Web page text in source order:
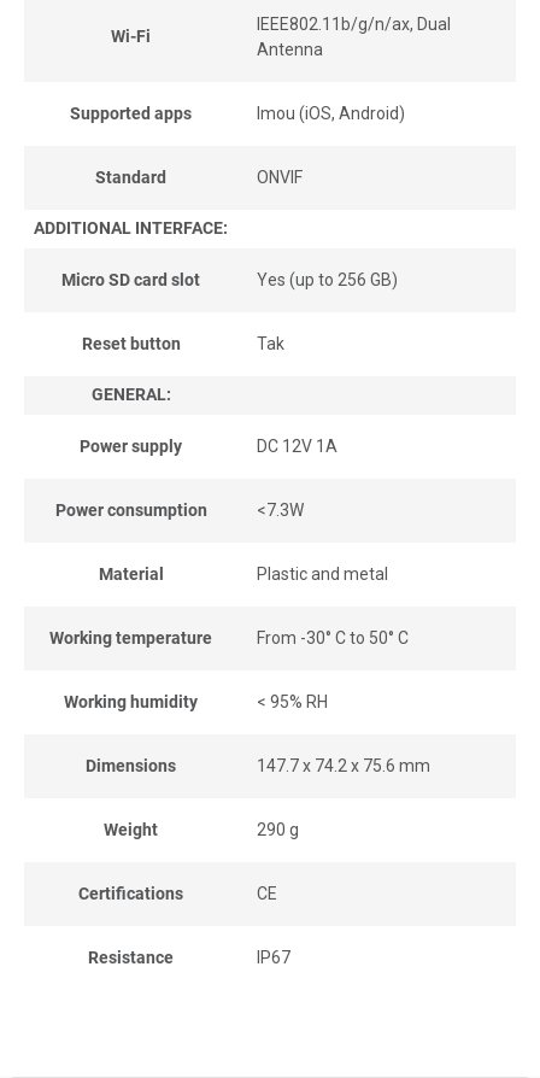
Wi-Fi
IEEE802.11b/g/n/ax, Dual
Antenna
Supported apps Imou (iOS, Android)
Standard ONVIF
ADDITIONAL INTERFACE:
Micro SD card slot Yes (up to 256 GB)
Reset button Tak
GENERAL:
Power supply DC 12V 1A
Power consumption <7.3W
Material Plastic and metal
Working temperature From -30° C to 50° C
Working humidity < 95% RH
Dimensions 147.7 x 74.2 x 75.6 mm
Weight 290 g
Certifications CE
Resistance IP67